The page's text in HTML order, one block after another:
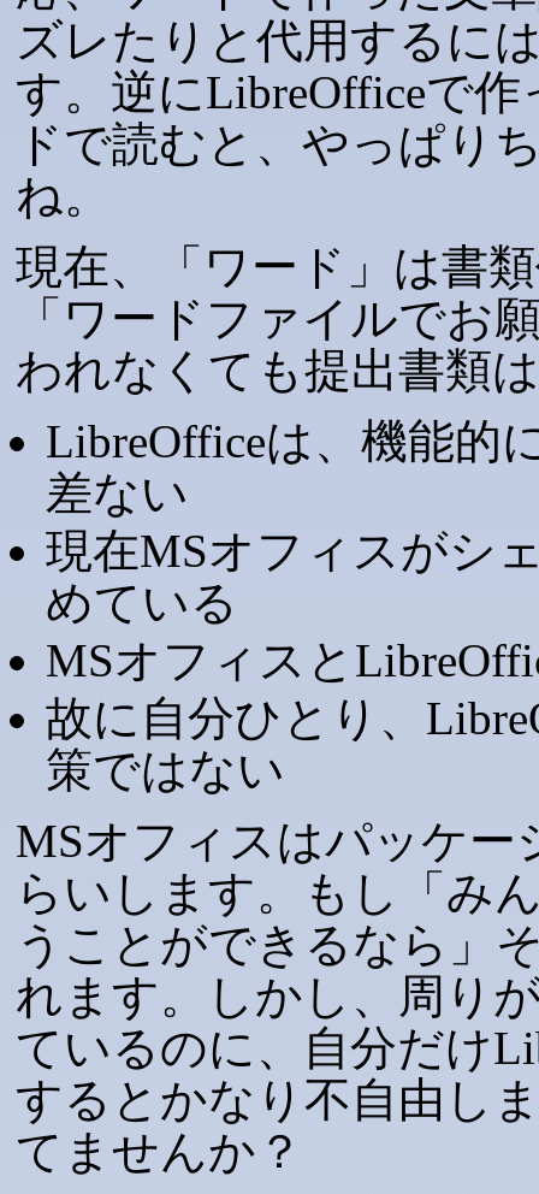
ズレたりと代用するに
す。逆にLibreOfficeで
ドで読むと、やっぱり
ね。
現在、「ワード」は書
「ワードファイルでお
われなくても提出書類
LibreOfficeは、機能的
差ない
現在MSオフィスがシ
めている
MSオフィスと
故に自分ひとり、
策ではない
MSオフィスはパッケー
らいします。もし「み
うことができるなら」
れます。しかし、周り
ているのに、自分だけ
するとかなり不自由し
てませんか？